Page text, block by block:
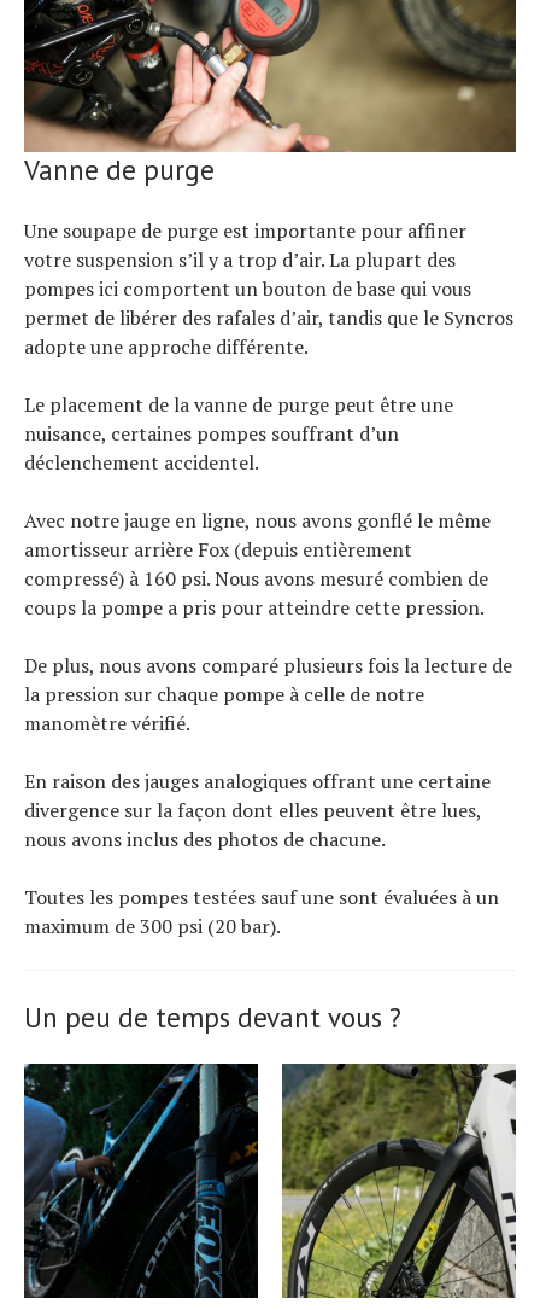
Vanne de purge
Une soupape de purge est importante pour affiner
votre suspension s’il y a trop d’air. La plupart des
pompes ici comportent un bouton de base qui vous
permet de libérer des rafales d’air, tandis que le Syncros
adopte une approche différente.
Le placement de la vanne de purge peut être une
nuisance, certaines pompes souffrant d’un
déclenchement accidentel.
Avec notre jauge en ligne, nous avons gonflé le même
amortisseur arrière Fox (depuis entièrement
compressé) à 160 psi. Nous avons mesuré combien de
coups la pompe a pris pour atteindre cette pression.
De plus, nous avons comparé plusieurs fois la lecture de
la pression sur chaque pompe à celle de notre
manomètre vérifié.
En raison des jauges analogiques offrant une certaine
divergence sur la façon dont elles peuvent être lues,
nous avons inclus des photos de chacune.
Toutes les pompes testées sauf une sont évaluées à un
maximum de 300 psi (20 bar).
Un peu de temps devant vous ?